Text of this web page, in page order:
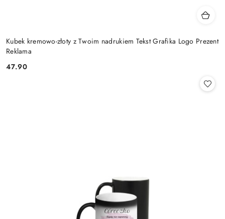
Kubek kremowo-złoty z Twoim nadrukiem Tekst Grafika Logo Prezent
Reklama
Cena:
47.90